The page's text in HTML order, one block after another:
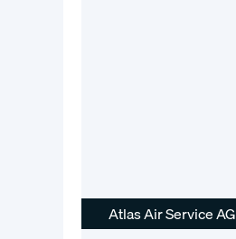
Atlas Air Service AG